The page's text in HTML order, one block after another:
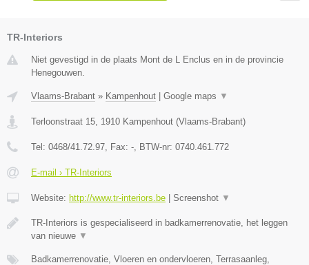
TR-Interiors
Niet gevestigd in de plaats Mont de L Enclus en in de provincie
Henegouwen.
Vlaams-Brabant » Kampenhout Google maps ▼
Terloonstraat 15 1910 Kampenhout (Vlaams-Brabant)
Tel: 0468/41.72.97 , Fax: - , BTW-nr: 0740.461.772
E-mail › TR-Interiors
Website: http://www.tr-interiors.be Screenshot ▼
TR-Interiors is gespecialiseerd in badkamerrenovatie, het leggen
van nieuwe ▼
Badkamerrenovatie, Vloeren en ondervloeren, Terrasaanleg,